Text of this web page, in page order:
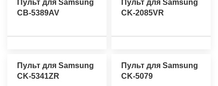
Пульт для Samsung
CB-5389AV
Пульт для Samsung
CK-2085VR
Пульт для Samsung
CK-5341ZR
Пульт для Samsung
CK-5079